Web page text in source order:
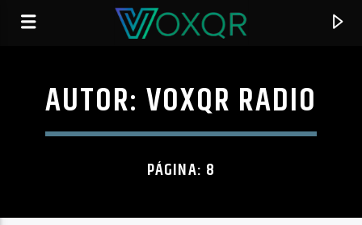
RADIO VOXQR
VOXQR
AUTOR: VOXQR RADIO
PÁGINA: 8